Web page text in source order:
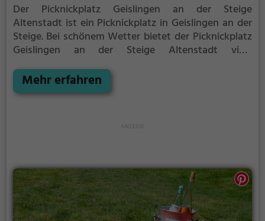
Der Picknickplatz Geislingen an der Steige
Altenstadt ist ein Picknickplatz in Geislingen an der
Steige. Bei schönem Wetter bietet der Picknickplatz
Geislingen an der Steige Altenstadt viele
Mehr erfahren